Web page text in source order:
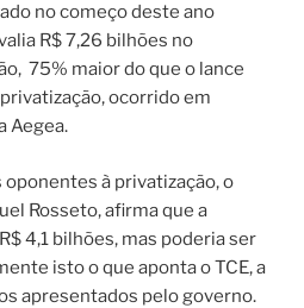
no começo deste ano
R$ 7,26 bilhões no
75% maior do que o lance
ocorrido em
Aegea.
à privatização, o
Rosseto, afirma que a
4,1 bilhões, mas poderia ser
isto o que aponta o TCE, a
apresentados pelo governo.